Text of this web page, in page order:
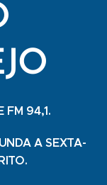
FM 94,1.
A SEXTA-